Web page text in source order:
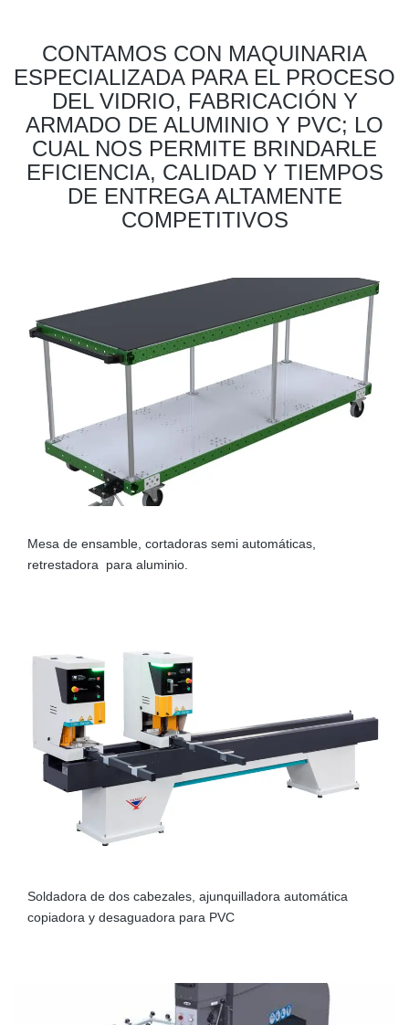
CONTAMOS CON MAQUINARIA
ESPECIALIZADA PARA EL PROCESO
DEL VIDRIO, FABRICACIÓN Y
ARMADO DE ALUMINIO Y PVC; LO
CUAL NOS PERMITE BRINDARLE
EFICIENCIA, CALIDAD Y TIEMPOS
DE ENTREGA ALTAMENTE
COMPETITIVOS
Mesa de ensamble, cortadoras semi automáticas,
retrestadora para aluminio.
Soldadora de dos cabezales, ajunquilladora automática
copiadora y desaguadora para PVC